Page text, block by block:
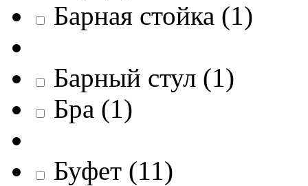
Барная стойка (1)
Барный стул (1)
Бра (1)
Буфет (11)